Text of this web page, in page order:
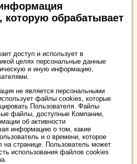
которую обрабатывает
доступ и использует в
целях персональные данные
и иную информацию,
не является персональными
файлы cookies, которые
Пользователя. Файлы
файлы, доступные Компании,
об активности
информацию о том, какие
и о времени, которое
на странице. Пользователь может
использования файлов cookies